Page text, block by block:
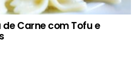
Carne com Tofu e